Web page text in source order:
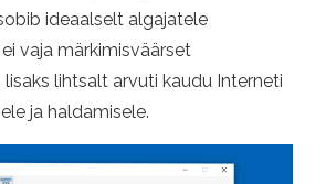
ideaalselt algajatele
vaja märkimisväärset
lihtsalt arvuti kaudu Interneti
ja haldamisele.